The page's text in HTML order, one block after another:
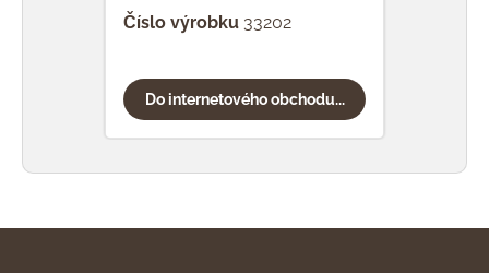
Číslo výrobku 33202
Do internetového obchodu...